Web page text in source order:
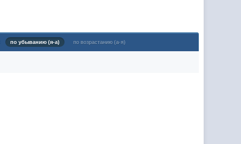
по убыванию (я-а) по возрастанию (а-я)